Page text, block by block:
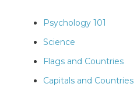
Psychology 101
Science
Flags and Countries
Capitals and Countries